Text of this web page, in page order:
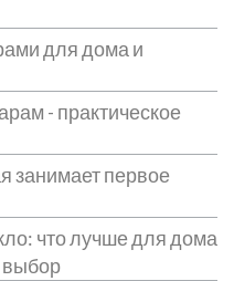
для дома и
- практическое
занимает первое
что лучше для дома
выбор